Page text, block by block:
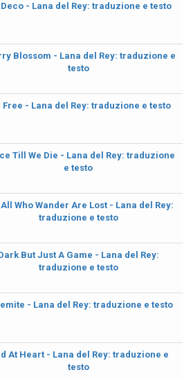
- Lana del Rey: traduzione e testo
Blossom - Lana del Rey: traduzione e
testo
Free - Lana del Rey: traduzione e testo
Till We Die - Lana del Rey: traduzione
e testo
Who Wander Are Lost - Lana del Rey:
traduzione e testo
But Just A Game - Lana del Rey:
traduzione e testo
- Lana del Rey: traduzione e testo
At Heart - Lana del Rey: traduzione e
testo